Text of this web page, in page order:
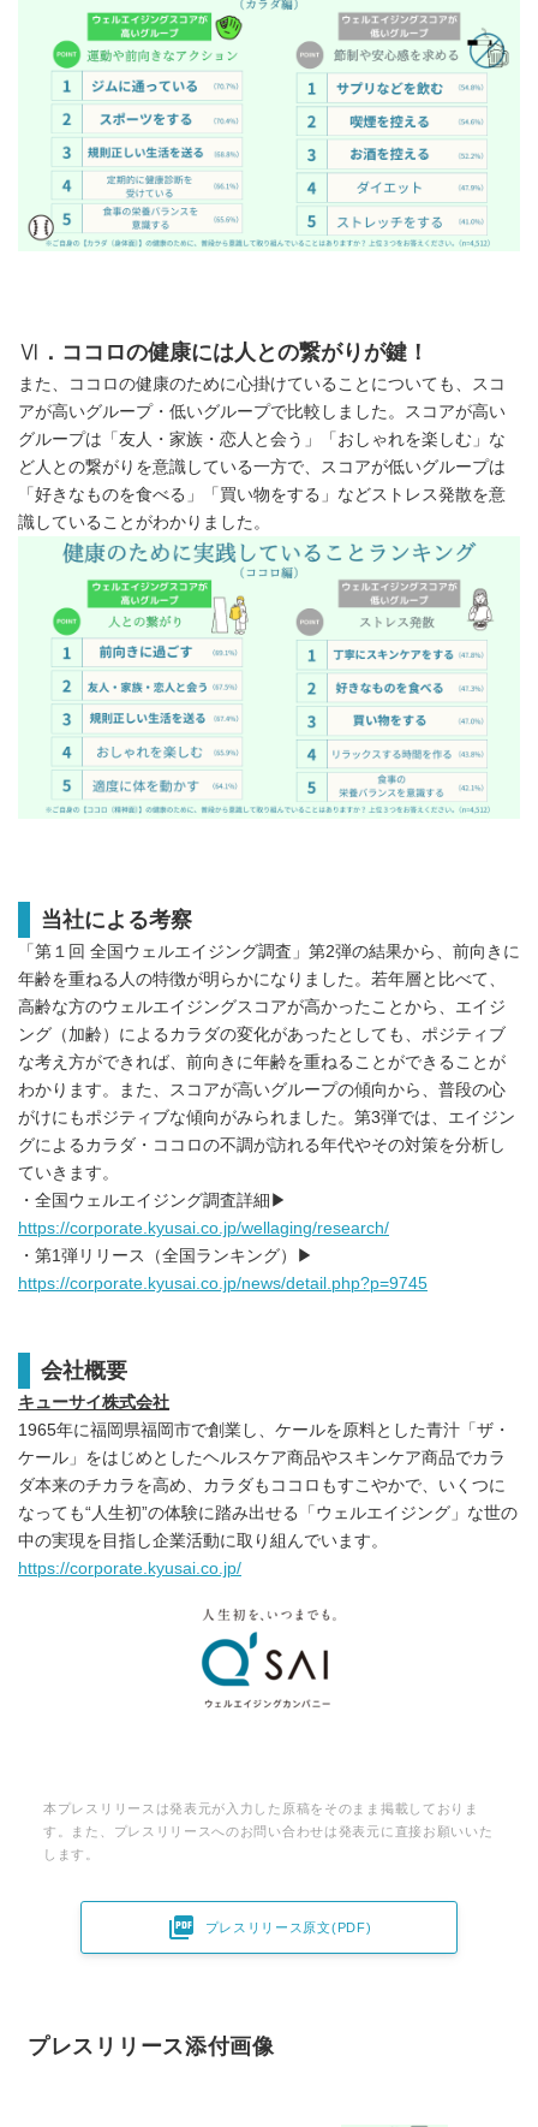
Ⅵ ．ココロの健康には人との繋がりが鍵！
また、ココロの健康のために心掛けていることについても、スコ
アが高いグループ・低いグループで比較しました。スコアが高い
グループは「友人・家族・恋人と会う」「おしゃれを楽しむ」な
ど人との繋がりを意識している一方で、スコアが低いグループは
「好きなものを食べる」「買い物をする」などストレス発散を意
識していることがわかりました。
当社による考察
「第１回 全国ウェルエイジング調査」第2弾の結果から、前向きに
年齢を重ねる人の特徴が明らかになりました。若年層と比べて、
高齢な方のウェルエイジングスコアが高かったことから、エイジ
ング（加齢）によるカラダの変化があったとしても、ポジティブ
な考え方ができれば、前向きに年齢を重ねることができることが
わかります。また、スコアが高いグループの傾向から、普段の心
がけにもポジティブな傾向がみられました。第3弾では、エイジン
グによるカラダ・ココロの不調が訪れる年代やその対策を分析し
ていきます。
・全国ウェルエイジング調査詳細▶
https://corporate.kyusai.co.jp/wellaging/research/
・第1弾リリース（全国ランキング）▶
https://corporate.kyusai.co.jp/news/detail.php?p=9745
会社概要
キューサイ株式会社
1965年に福岡県福岡市で創業し、ケールを原料とした青汁「ザ・
ケール」をはじめとしたヘルスケア商品やスキンケア商品でカラ
ダ本来のチカラを高め、カラダもココロもすこやかで、いくつに
なっても“人生初”の体験に踏み出せる「ウェルエイジング」な世の
中の実現を目指し企業活動に取り組んでいます。
https://corporate.kyusai.co.jp/
本プレスリリースは発表元が入力した原稿をそのまま掲載しておりま
す。また、プレスリリースへのお問い合わせは発表元に直接お願いいた
します。
 プレスリリース原文(PDF)
プレスリリース添付画像